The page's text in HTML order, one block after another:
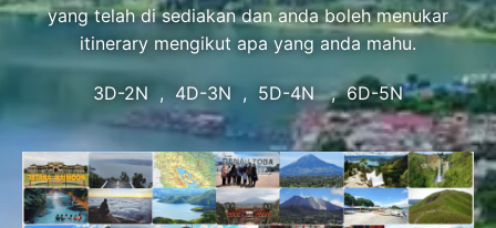
yang telah di sediakan dan anda boleh menukar
itinerary mengikut apa yang anda mahu.
3D-2N , 4D-3N , 5D-4N , 6D-5N